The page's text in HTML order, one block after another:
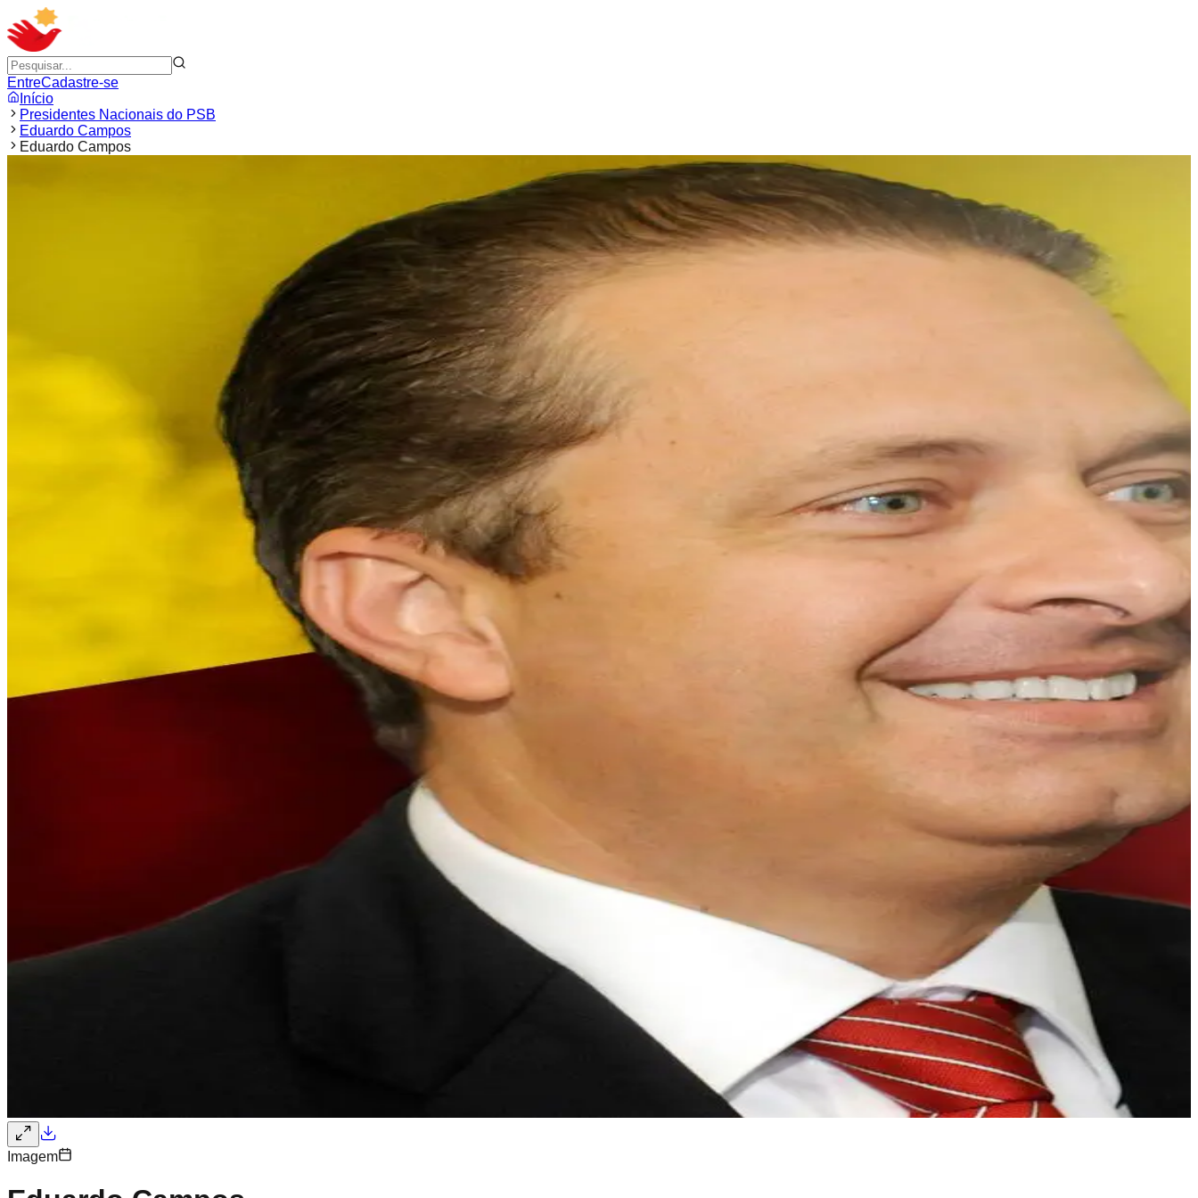
EntreCadastre-se
Início
Presidentes Nacionais do PSB
Eduardo Campos
Eduardo Campos
Imagem